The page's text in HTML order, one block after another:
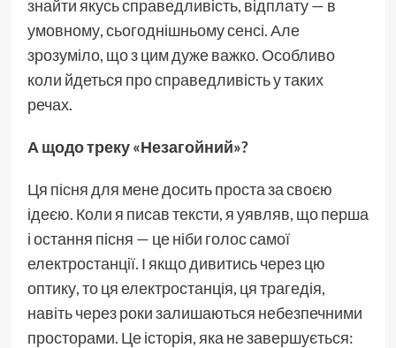
знайти якусь справедливість, відплату — в
умовному, сьогоднішньому сенсі. Але
зрозуміло, що з цим дуже важко. Особливо
коли йдеться про справедливість у таких
речах.
А щодо треку «Незагойний»?
Ця пісня для мене досить проста за своєю
ідеєю. Коли я писав тексти, я уявляв, що перша
і остання пісня — це ніби голос самої
електростанції. І якщо дивитись через цю
оптику, то ця електростанція, ця трагедія,
навіть через роки залишаються небезпечними
просторами. Це історія, яка не завершується: